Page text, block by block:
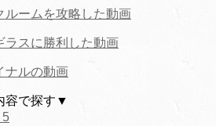
ルームを攻略した動画
ラスに勝利した動画
ナルの動画
容で探す▼
5